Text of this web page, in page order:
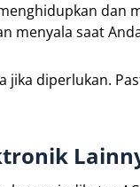
dan
menyala saat
diperlukan.